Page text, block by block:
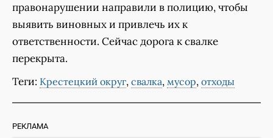
правонарушении направили в полицию, чтобы
выявить виновных и привлечь их к
ответственности. Сейчас дорога к свалке
перекрыта.
Теги: Крестецкий округ, свалка, мусор, отходы
РЕКЛАМА